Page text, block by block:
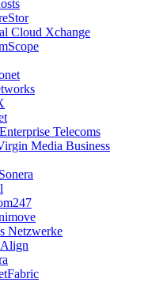
Cloud Xchange
Telecoms
Media Business
Netzwerke